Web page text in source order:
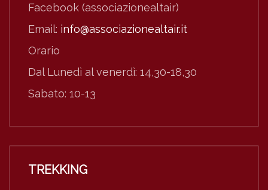
Facebook (associazionealtair)
Email: info@associazionealtair.it
Orario
Dal Lunedì al venerdì: 14,30-18,30
Sabato: 10-13
TREKKING